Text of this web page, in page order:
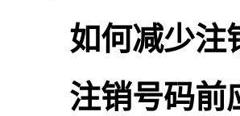
如何减少注
注销号码前